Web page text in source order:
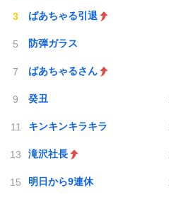
ばあちゃる引退
防弾ガラス
ばあちゃるさん
癸丑
キンキンキラキラ
滝沢社長
明日から9連休